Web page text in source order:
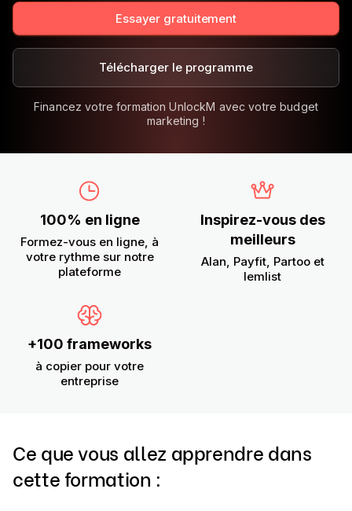
Essayer gratuitement
Télécharger le programme
Financez votre formation UnlockM avec votre budget
marketing !
100% en ligne
Formez-vous en ligne, à
votre rythme sur notre
plateforme
Inspirez-vous des
meilleurs
Alan, Payfit, Partoo et
lemlist
+100 frameworks
à copier pour votre
entreprise
Ce que vous allez apprendre dans
cette formation :